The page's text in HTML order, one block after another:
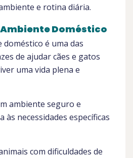
e rotina diária.
Doméstico
é uma das
de ajudar cães e gatos
uma vida plena e
ambiente seguro e
às necessidades específicas
com dificuldades de